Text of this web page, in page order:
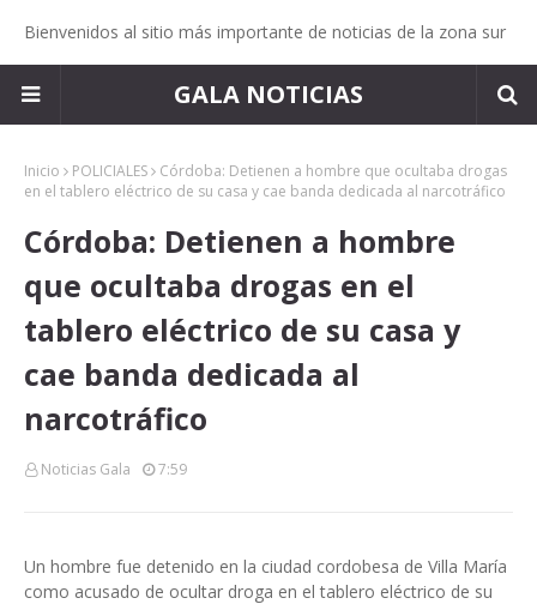
Bienvenidos al sitio más importante de noticias de la zona sur
GALA NOTICIAS
Inicio POLICIALES
Córdoba: Detienen a hombre que ocultaba drogas
en el tablero eléctrico de su casa y cae banda dedicada al narcotráfico
Córdoba: Detienen a hombre
que ocultaba drogas en el
tablero eléctrico de su casa y
cae banda dedicada al
narcotráfico
Noticias Gala 7:59
Un hombre fue detenido en la ciudad cordobesa de Villa María
como acusado de ocultar droga en el tablero eléctrico de su